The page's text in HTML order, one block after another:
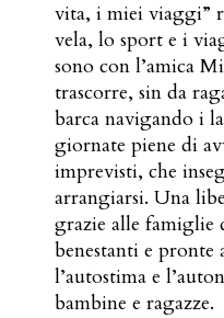
vita, i miei viaggi”
vela, lo sport e i
sono con l’amica
trascorre, sin da
barca navigando i
giornate piene di
imprevisti, che
arrangiarsi. Una
grazie alle famiglie
benestanti e pronte
l’autostima e
bambine e ragazze.